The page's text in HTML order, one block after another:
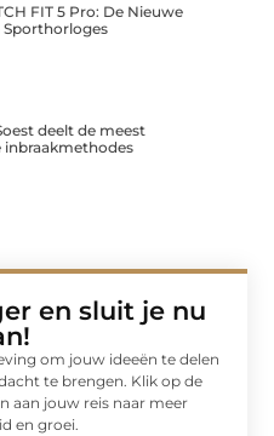
FIT 5 Pro: De Nieuwe
deelt de meest
en sluit je nu
om jouw ideeën te delen
te brengen. Klik op de
aan jouw reis naar meer
en groei.